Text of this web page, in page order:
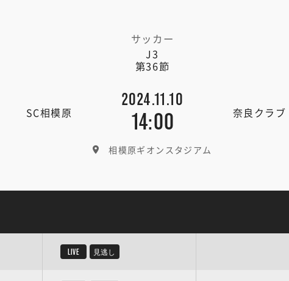
サッカー
J3
第36節
SC相模原
2024.11.10
14:00 奈良クラブ
相模原ギオンスタジアム
LIVE 見逃し